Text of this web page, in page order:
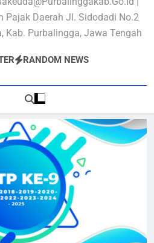
Pajak Daerah Jl. Sidodadi No.2
Kab. Purbalingga, Jawa Tengah
RANDOM NEWS